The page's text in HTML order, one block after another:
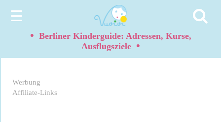
☰
• Berliner Kinderguide: Adressen, Kurse,
Ausflugsziele •
Werbung
Affiliate-Links